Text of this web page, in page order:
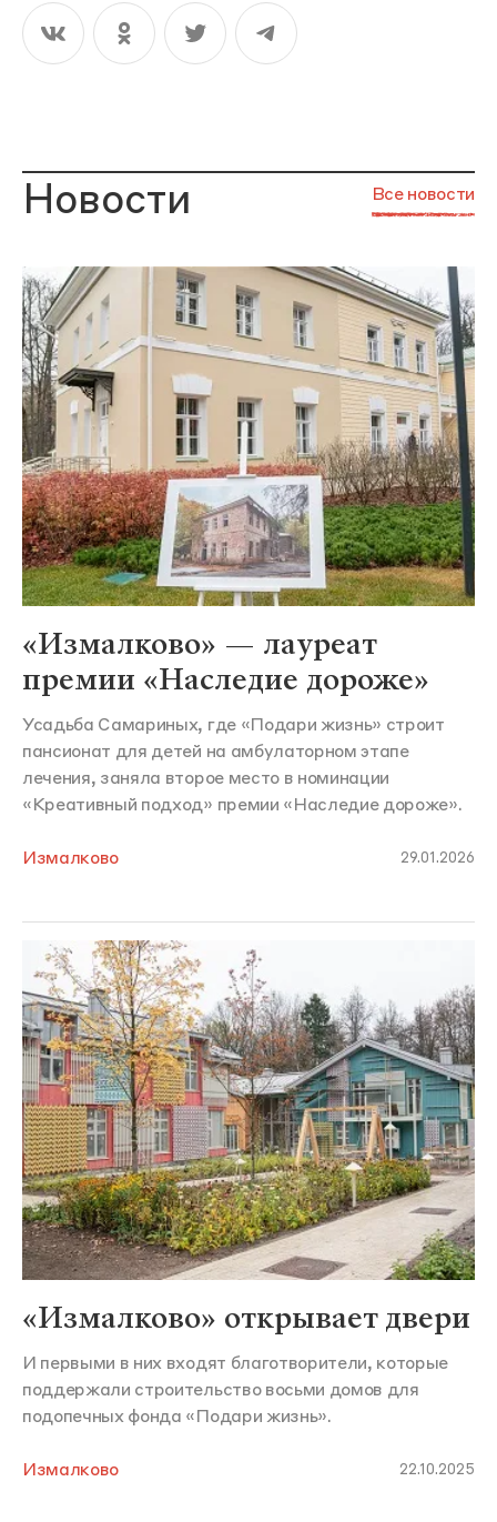
Новости Все новости
«Измалково» — лауреат
премии «Наследие дороже»
Усадьба Самариных, где «Подари жизнь» строит
пансионат для детей на амбулаторном этапе
лечения, заняла второе место в номинации
«Креативный подход» премии «Наследие дороже».
Измалково 29.01.2026
«Измалково» открывает двери
И первыми в них входят благотворители, которые
поддержали строительство восьми домов для
подопечных фонда «Подари жизнь».
Измалково 22.10.2025